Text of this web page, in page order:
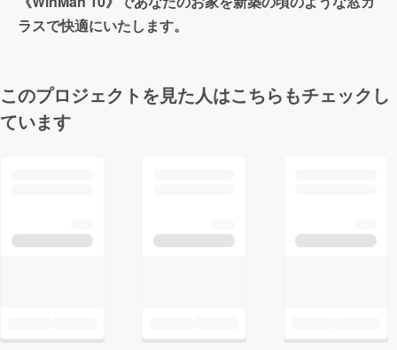
ラスで快適にいたします。
このプロジェクトを見た人はこちらもチェックし
ています